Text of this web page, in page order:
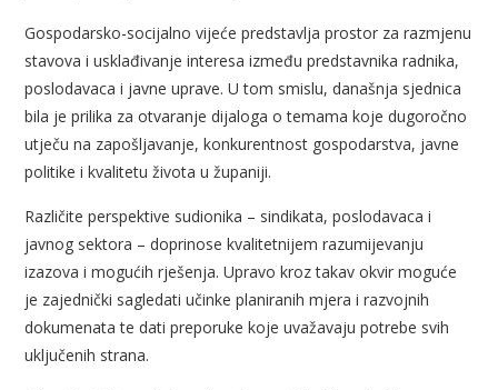
Gospodarsko-socijalno vijeće predstavlja prostor za razmjenu
stavova i usklađivanje interesa između predstavnika radnika,
poslodavaca i javne uprave. U tom smislu, današnja sjednica
bila je prilika za otvaranje dijaloga o temama koje dugoročno
utječu na zapošljavanje, konkurentnost gospodarstva, javne
politike i kvalitetu života u županiji.
Različite perspektive sudionika – sindikata, poslodavaca i
javnog sektora – doprinose kvalitetnijem razumijevanju
izazova i mogućih rješenja. Upravo kroz takav okvir moguće
je zajednički sagledati učinke planiranih mjera i razvojnih
dokumenata te dati preporuke koje uvažavaju potrebe svih
uključenih strana.